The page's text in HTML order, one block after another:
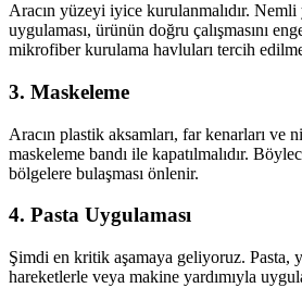
Aracın yüzeyi iyice kurulanmalıdır. Nemli
uygulaması, ürünün doğru çalışmasını
mikrofiber kurulama havluları tercih
3. Maskeleme
Aracın plastik aksamları, far kenarları ve
maskeleme bandı ile kapatılmalıdır.
bölgelere bulaşması önlenir.
4. Pasta Uygulaması
Şimdi en kritik aşamaya geliyoruz. Pasta,
hareketlerle veya makine yardımıyla